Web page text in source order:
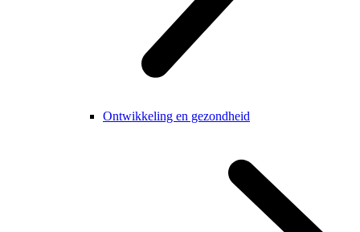
Ontwikkeling en gezondheid